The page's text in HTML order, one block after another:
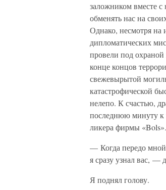
заложником вместе
обменять нас на
Однако, несмотря на
дипломатических
провели под
конце концов
свежевырытой
катастрофической
нелепо. К счастью,
последнюю минуту к
ликера фирмы «Bols».
— Когда передо
я сразу узнал вас, —
Я поднял голову.